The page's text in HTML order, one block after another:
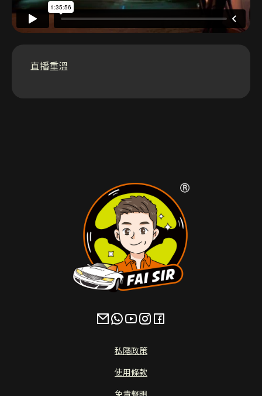
直播重溫
私隱政策
使用條款
免責聲明